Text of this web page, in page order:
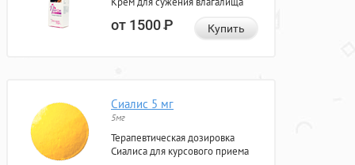
от 1500Р Купить
Сиалис 5 мг
5мг
Терапевтическая дозировка
Сиалиса для курсового приема